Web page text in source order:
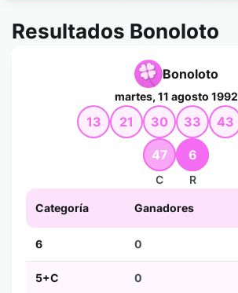
Resultados Bonoloto
Bonoloto
martes, 11 agosto 1992
13 21 30 33 43
47
C
6
R
Categoría Ganadores
6 0
5+C 0